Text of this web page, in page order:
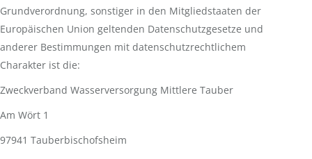
Grundverordnung, sonstiger in den Mitgliedstaaten der
Europäischen Union geltenden Datenschutzgesetze und
anderer Bestimmungen mit datenschutzrechtlichem
Charakter ist die:
Zweckverband Wasserversorgung Mittlere Tauber
Am Wört 1
97941 Tauberbischofsheim